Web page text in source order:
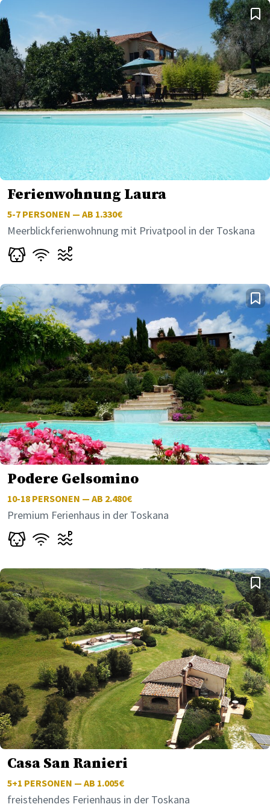
Ferienwohnung Laura
5-7 PERSONEN — AB 1.330€
Meerblickferienwohnung mit Privatpool in der Toskana
Podere Gelsomino
10-18 PERSONEN — AB 2.480€
Premium Ferienhaus in der Toskana
Casa San Ranieri
5+1 PERSONEN — AB 1.005€
freistehendes Ferienhaus in der Toskana